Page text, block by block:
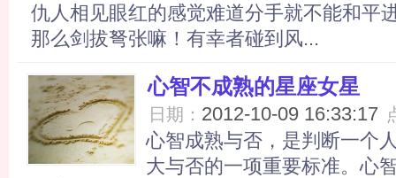
仇人相见眼红的感觉难道分手就不能和平
那么剑拔弩张嘛！有幸者碰到风...
心智不成熟的星座女星
日期： 2012-10-09 16:33:17
心智成熟与否，是判断一个
大与否的一项重要标准。心